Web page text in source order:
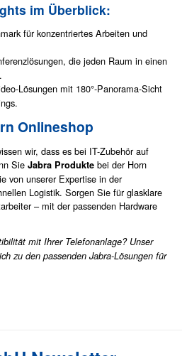
im Überblick:
für konzentriertes Arbeiten und
die jeden Raum in einen
Lösungen mit 180°-Panorama-Sicht
Onlineshop
wir, dass es bei IT-Zubehör auf
Sie Jabra Produkte bei der Horn
von unserer Expertise in der
Logistik. Sorgen Sie für glasklare
– mit der passenden Hardware
mit Ihrer Telefonanlage? Unser
zu den passenden Jabra-Lösungen für